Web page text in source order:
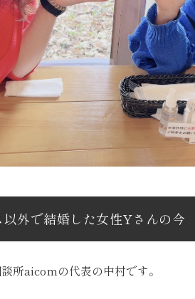
以外で結婚した女性Yさんの今
所aicomの代表の中村です。